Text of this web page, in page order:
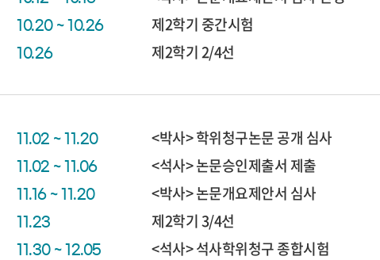
10.20 ~ 10.26 제2학기 중간시험
10.26 제2학기 2/4선
11.02 ~ 11.20 <박사> 학위청구논문 공개 심사
11.02 ~ 11.06 <석사> 논문승인제출서 제출
11.16 ~ 11.20 <박사> 논문개요제안서 심사
11.23 제2학기 3/4선
11.30 ~ 12.05 <석사> 석사학위청구 종합시험